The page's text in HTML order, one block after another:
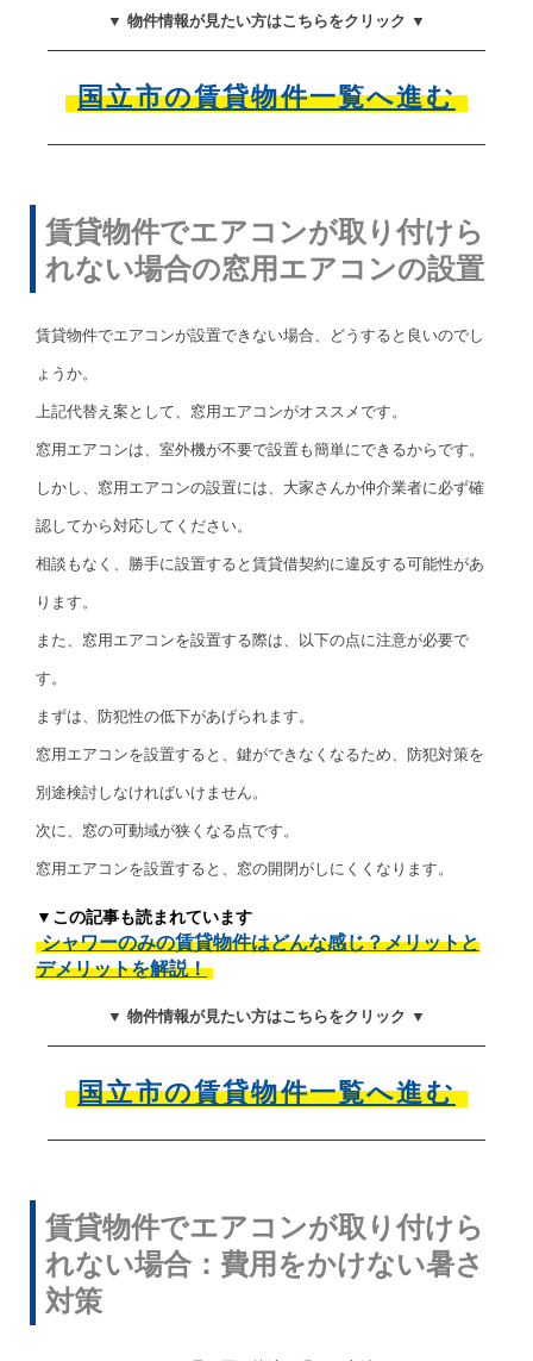
▼ 物件情報が見たい方はこちらをクリック ▼
国立市の賃貸物件一覧へ進む
賃貸物件でエアコンが取り付けら
れない場合の窓用エアコンの設置
賃貸物件でエアコンが設置できない場合、どうすると良いのでし
ょうか。
上記代替え案として、窓用エアコンがオススメです。
窓用エアコンは、室外機が不要で設置も簡単にできるからです。
しかし、窓用エアコンの設置には、大家さんか仲介業者に必ず確
認してから対応してください。
相談もなく、勝手に設置すると賃貸借契約に違反する可能性があ
ります。
また、窓用エアコンを設置する際は、以下の点に注意が必要で
す。
まずは、防犯性の低下があげられます。
窓用エアコンを設置すると、鍵ができなくなるため、防犯対策を
別途検討しなければいけません。
次に、窓の可動域が狭くなる点です。
窓用エアコンを設置すると、窓の開閉がしにくくなります。
▼この記事も読まれています
シャワーのみの賃貸物件はどんな感じ？メリットと
デメリットを解説！
▼ 物件情報が見たい方はこちらをクリック ▼
国立市の賃貸物件一覧へ進む
賃貸物件でエアコンが取り付けら
れない場合：費用をかけない暑さ
対策